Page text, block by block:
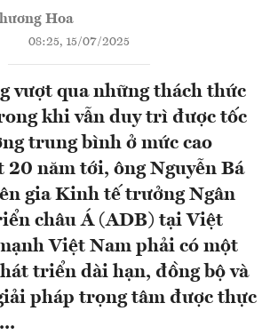
Hoa
08:25, 15/07/2025
vượt qua những thách thức
khi vẫn duy trì được tốc
trung bình ở mức cao
năm tới, ông Nguyễn Bá
gia Kinh tế trưởng Ngân
châu Á (ADB) tại Việt
Việt Nam phải có một
triển dài hạn, đồng bộ và
pháp trọng tâm được thực